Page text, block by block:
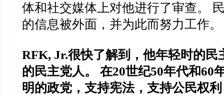
体和社交媒体上对他进行了审查。
的信息被外面，并为此而努力工作。
RFK, Jr.很快了解到，他年轻时的民
的民主党人。 在20世纪50年代和60
明的政党，支持宪法，支持公民权